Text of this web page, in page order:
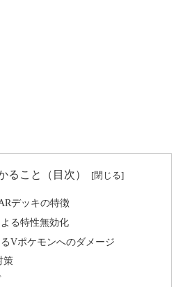
ること（目次）
デッキの特徴
る特性無効化
Vポケモンへのダメージ
策